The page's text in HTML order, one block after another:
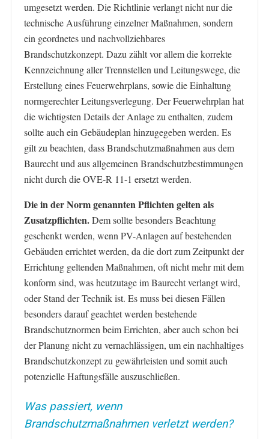
umgesetzt werden. Die Richtlinie verlangt nicht nur die
technische Ausführung einzelner Maßnahmen, sondern
ein geordnetes und nachvollziehbares
Brandschutzkonzept. Dazu zählt vor allem die korrekte
Kennzeichnung aller Trennstellen und Leitungswege, die
Erstellung eines Feuerwehrplans, sowie die Einhaltung
normgerechter Leitungsverlegung. Der Feuerwehrplan hat
die wichtigsten Details der Anlage zu enthalten, zudem
sollte auch ein Gebäudeplan hinzugegeben werden. Es
gilt zu beachten, dass Brandschutzmaßnahmen aus dem
Baurecht und aus allgemeinen Brandschutzbestimmungen
nicht durch die OVE-R 11-1 ersetzt werden.
Die in der Norm genannten Pflichten gelten als
Zusatzpflichten.Dem sollte besonders Beachtung
geschenkt werden, wenn PV-Anlagen auf bestehenden
Gebäuden errichtet werden, da die dort zum Zeitpunkt der
Errichtung geltenden Maßnahmen, oft nicht mehr mit dem
konform sind, was heutzutage im Baurecht verlangt wird,
oder Stand der Technik ist. Es muss bei diesen Fällen
besonders darauf geachtet werden bestehende
Brandschutznormen beim Errichten, aber auch schon bei
der Planung nicht zu vernachlässigen, um ein nachhaltiges
Brandschutzkonzept zu gewährleisten und somit auch
potenzielle Haftungsfälle auszuschließen.
Was passiert, wenn
Brandschutzmaßnahmen verletzt werden?